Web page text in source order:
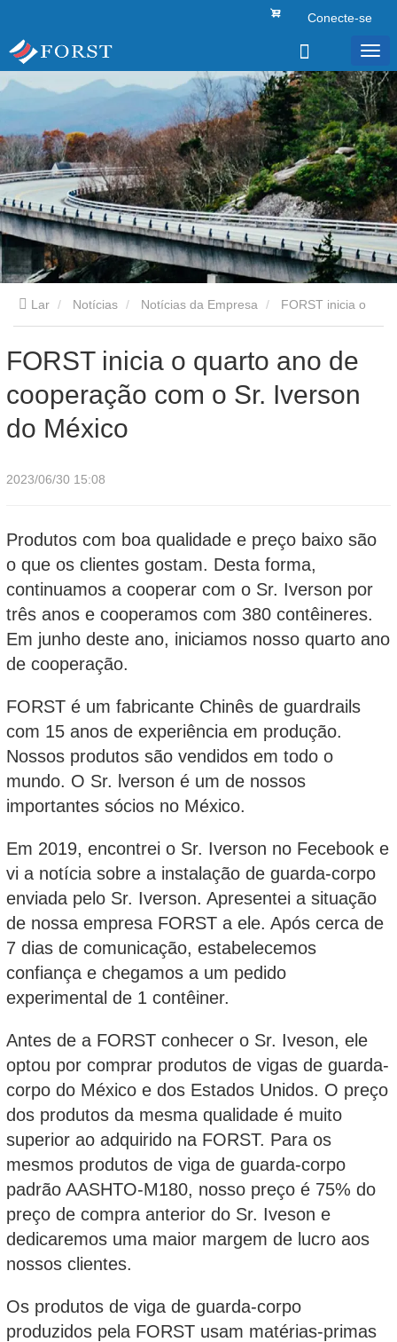
Conecte-se
Lar Notícias Notícias da Empresa
FORST inicia o quarto ano de
cooperação com o Sr. Iverson
do México
2023/06/30 15:08
Produtos com boa qualidade e preço baixo são
o que os clientes gostam. Desta forma,
continuamos a cooperar com o Sr. Iverson por
três anos e cooperamos com 380 contêineres.
Em junho deste ano, iniciamos nosso quarto ano
de cooperação.
FORST é um fabricante Chinês de guardrails
com 15 anos de experiência em produção.
Nossos produtos são vendidos em todo o
mundo. O Sr. lverson é um de nossos
importantes sócios no México.
Em 2019, encontrei o Sr. Iverson no Fecebook e
vi a notícia sobre a instalação de guarda-corpo
enviada pelo Sr. Iverson. Apresentei a situação
de nossa empresa FORST a ele. Após cerca de
7 dias de comunicação, estabelecemos
confiança e chegamos a um pedido
experimental de 1 contêiner.
Antes de a FORST conhecer o Sr. Iveson, ele
optou por comprar produtos de vigas de guarda-
corpo do México e dos Estados Unidos. O preço
dos produtos da mesma qualidade é muito
superior ao adquirido na FORST. Para os
mesmos produtos de viga de guarda-corpo
padrão AASHTO-M180, nosso preço é 75% do
preço de compra anterior do Sr. Iveson e
dedicaremos uma maior margem de lucro aos
nossos clientes.
Os produtos de viga de guarda-corpo
produzidos pela FORST usam matérias-primas